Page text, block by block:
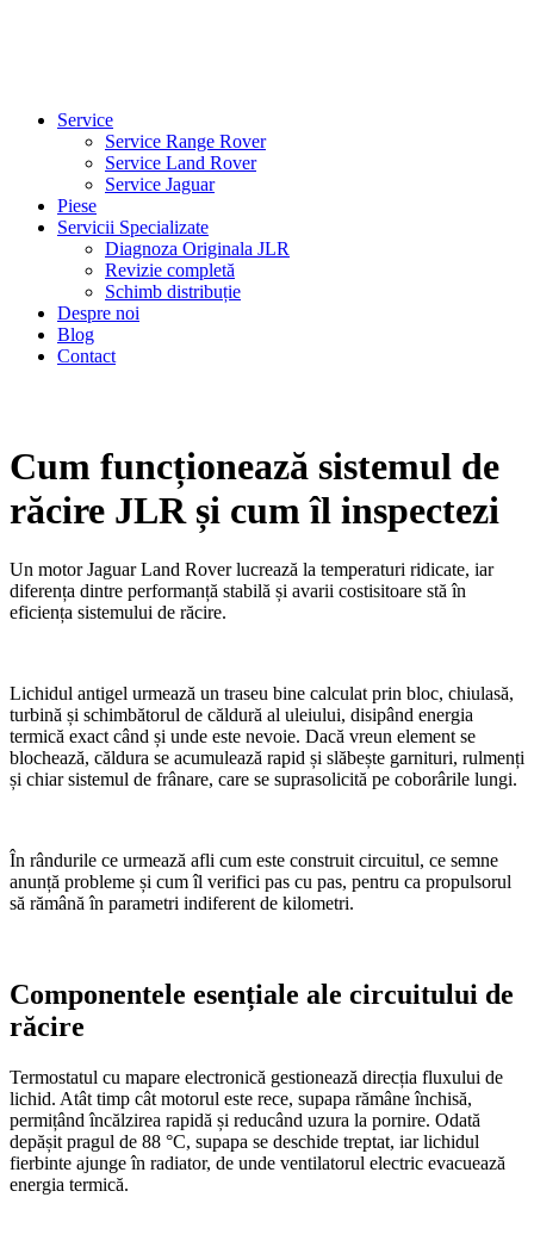
Service
Service Range Rover
Service Land Rover
Service Jaguar
Piese
Servicii Specializate
Diagnoza Originala JLR
Revizie completă
Schimb distribuție
Despre noi
Blog
Contact
Cum funcționează sistemul de
răcire JLR și cum îl inspectezi
Un motor Jaguar Land Rover lucrează la temperaturi ridicate, iar
diferența dintre performanță stabilă și avarii costisitoare stă în
eficiența sistemului de răcire.
Lichidul antigel urmează un traseu bine calculat prin bloc, chiulasă,
turbină și schimbătorul de căldură al uleiului, disipând energia
termică exact când și unde este nevoie. Dacă vreun element se
blochează, căldura se acumulează rapid și slăbește garnituri, rulmenți
și chiar sistemul de frânare, care se suprasolicită pe coborârile lungi.
În rândurile ce urmează afli cum este construit circuitul, ce semne
anunță probleme și cum îl verifici pas cu pas, pentru ca propulsorul
să rămână în parametri indiferent de kilometri.
Componentele esențiale ale circuitului de
răcire
Termostatul cu mapare electronică gestionează direcția fluxului de
lichid. Atât timp cât motorul este rece, supapa rămâne închisă,
permițând încălzirea rapidă și reducând uzura la pornire. Odată
depășit pragul de 88 °C, supapa se deschide treptat, iar lichidul
fierbinte ajunge în radiator, de unde ventilatorul electric evacuează
energia termică.